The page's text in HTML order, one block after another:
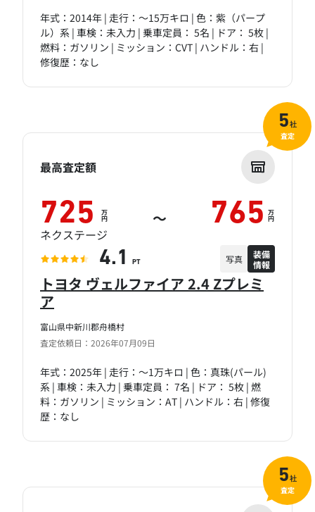
年式：2014年 | 走行：～15万キロ | 色：紫（パープ
ル）系 | 車検：未入力 | 乗車定員： 5名 | ドア： 5枚 |
燃料：ガソリン | ミッション：CVT | ハンドル：右 |
修復歴：なし
富山県中新川郡舟橋村
査定依頼日：2026年07月09日
トヨタ ヴェルファイア 2.4 Zプレミ
ア
年式：2025年 | 走行：～1万キロ | 色：真珠(パール)
系 | 車検：未入力 | 乗車定員： 7名 | ドア： 5枚 | 燃
料：ガソリン | ミッション：AT | ハンドル：右 | 修復
歴：なし
最高査定額
725 万
円 ～ 765 万
円
ネクステージ
4.1 PT 写真
装備
情報
5社
査定
5社
査定